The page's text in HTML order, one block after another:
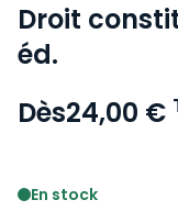
Droit
éd.
Dès24,00 €
En stock